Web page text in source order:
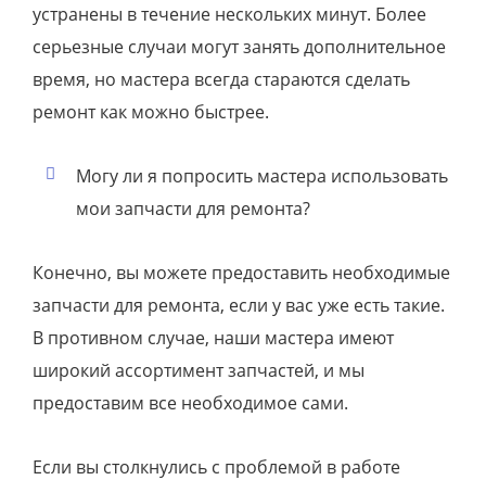
устранены в течение нескольких минут. Более
серьезные случаи могут занять дополнительное
время, но мастера всегда стараются сделать
ремонт как можно быстрее.
Могу ли я попросить мастера использовать
мои запчасти для ремонта?
Конечно, вы можете предоставить необходимые
запчасти для ремонта, если у вас уже есть такие.
В противном случае, наши мастера имеют
широкий ассортимент запчастей, и мы
предоставим все необходимое сами.
Если вы столкнулись с проблемой в работе